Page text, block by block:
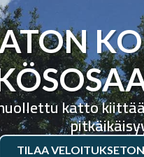
katto
TILAA